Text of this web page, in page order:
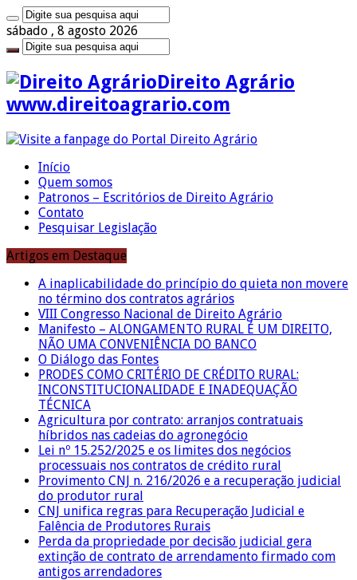
sábado , 8 agosto 2026
Direito Agrário
www.direitoagrario.com
Início
Quem somos
Patronos – Escritórios de Direito Agrário
Contato
Pesquisar Legislação
Artigos em Destaque
A inaplicabilidade do princípio do quieta non movere
no término dos contratos agrários
VIII Congresso Nacional de Direito Agrário
Manifesto – ALONGAMENTO RURAL É UM DIREITO,
NÃO UMA CONVENIÊNCIA DO BANCO
O Diálogo das Fontes
PRODES COMO CRITÉRIO DE CRÉDITO RURAL:
INCONSTITUCIONALIDADE E INADEQUAÇÃO
TÉCNICA
Agricultura por contrato: arranjos contratuais
híbridos nas cadeias do agronegócio
Lei nº 15.252/2025 e os limites dos negócios
processuais nos contratos de crédito rural
Provimento CNJ n. 216/2026 e a recuperação judicial
do produtor rural
CNJ unifica regras para Recuperação Judicial e
Falência de Produtores Rurais
Perda da propriedade por decisão judicial gera
extinção de contrato de arrendamento firmado com
antigos arrendadores